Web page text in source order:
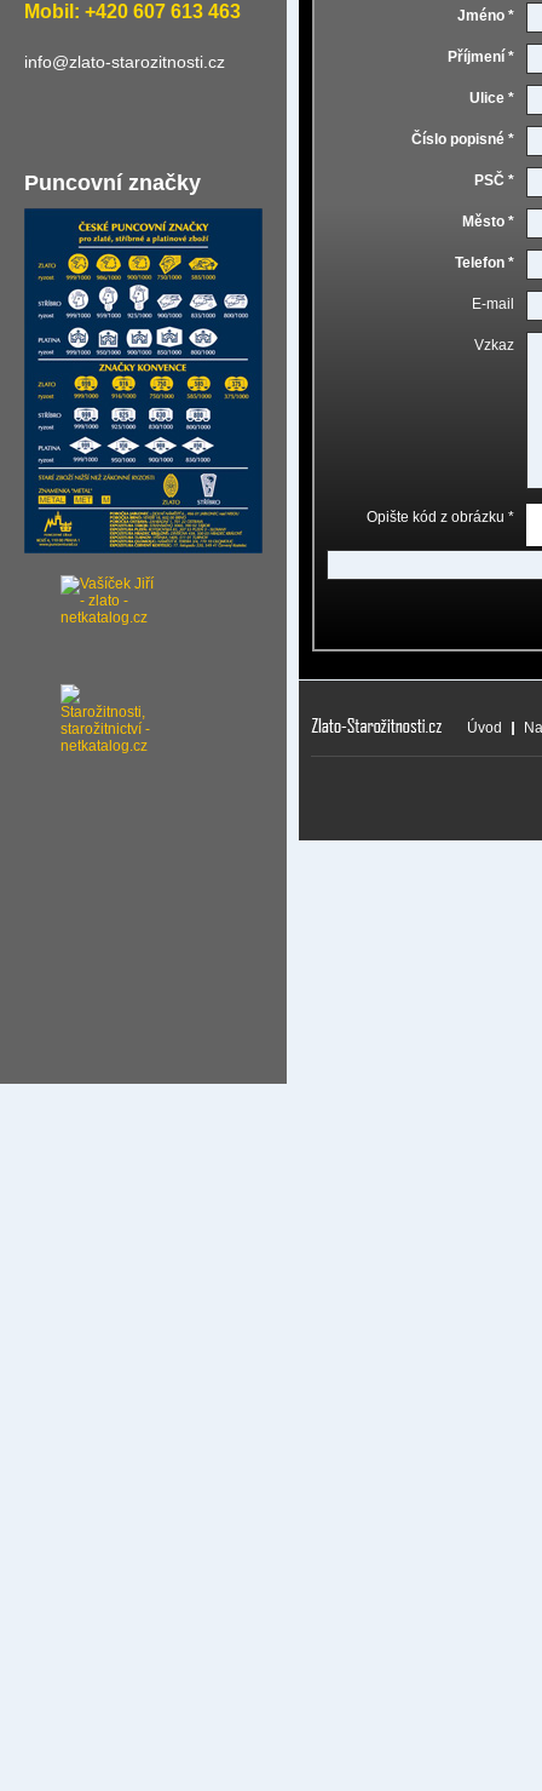
Mobil: +420 607 613 463
info@zlato-starozitnosti.cz
Puncovní značky
Jméno *
Příjmení *
Ulice *
Číslo popisné *
PSČ *
Město *
Telefon *
E-mail
Vzkaz
Opište kód z obrázku *
Úvod